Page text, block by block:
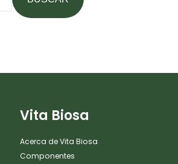
Vita Biosa
Acerca de Vita Biosa
Componentes